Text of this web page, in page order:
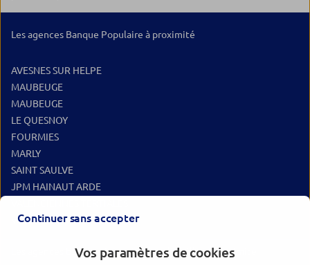
Les agences Banque Populaire à proximité
AVESNES SUR HELPE
MAUBEUGE
MAUBEUGE
LE QUESNOY
FOURMIES
MARLY
SAINT SAULVE
JPM HAINAUT ARDE
VALENCIENNES
Les agences Banque Populaire dans les villes à proximité
Continuer sans accepter
Vos paramètres de cookies